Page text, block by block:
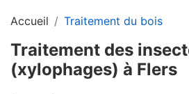
Accueil Traitement du bois
Traitement des
(xylophages) à Flers